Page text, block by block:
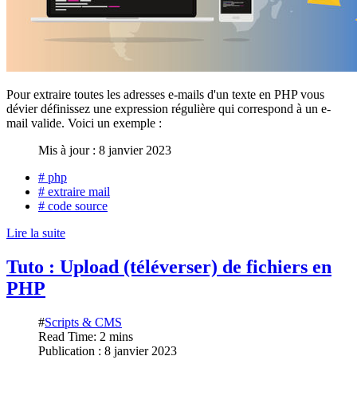
Pour extraire toutes les adresses e-mails d'un texte en PHP vous
dévier définissez une expression régulière qui correspond à un e-
mail valide. Voici un exemple :
Mis à jour : 8 janvier 2023
# php
# extraire mail
# code source
Lire la suite
Tuto : Upload (téléverser) de fichiers en
PHP
#Scripts & CMS
Read Time: 2 mins
Publication : 8 janvier 2023